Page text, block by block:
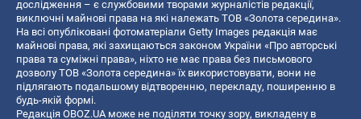
дослідження – є службовими творами журналістів редакції,
виключні майнові права на які належать ТОВ «Золота середина».
На всі опубліковані фотоматеріали Getty Images редакція має
майнові права, які захищаються законом України «Про авторські
права та суміжні права», ніхто не має права без письмового
дозволу ТОВ «Золота середина» їх використовувати, вони не
підлягають подальшому відтворенню, перекладу, поширенню в
будь-якій формі.
Редакція OBOZ.UA може не поділяти точку зору, викладену в